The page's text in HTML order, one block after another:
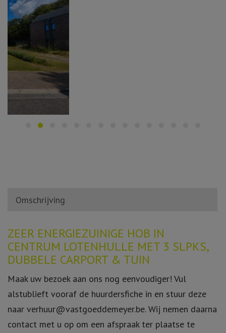
Omschrijving
Omschrijving
ZEER ENERGIEZUINIGE HOB IN
CENTRUM LOTENHULLE MET 3 SLPKS,
DUBBELE CARPORT & TUIN
Maak uw bezoek aan ons nog eenvoudiger! Vul
alstublieft vooraf de huurdersfiche in en stuur deze
naar verhuur@vastgoeddemeyer.be. Wij nemen daarna
contact met u op om een afspraak ter plaatse te